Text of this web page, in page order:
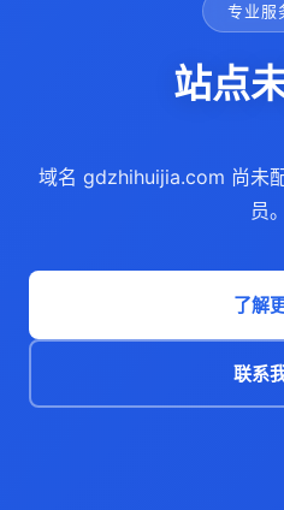
专业服
站点
域名 gdzhihuijia.com 尚未
员。
了解
联系